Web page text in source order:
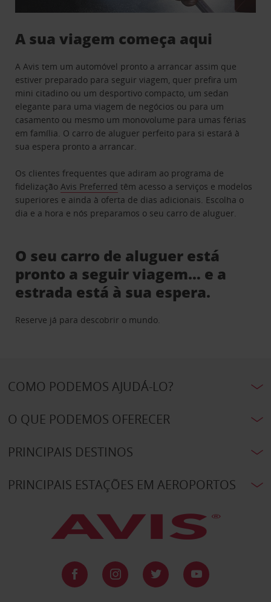
A sua viagem começa aqui
A Avis tem um automóvel pronto a arrancar assim que
estiver preparado para seguir viagem, quer prefira um
mini citadino ou um desportivo compacto, um sedan
elegante para uma viagem de negócios ou para um
casamento ou mesmo um monovolume para umas férias
em família. O carro de aluguer perfeito para si estará à
sua espera pronto a arrancar.
Os clientes frequentes que adiram ao programa de
fidelizaçãoAvis Preferred têm acesso a serviços e modelos
superiores e ainda à oferta de dias adicionais. Escolha o
dia e a hora e nós preparamos o seu carro de aluguer.
O seu carro de aluguer está
pronto a seguir viagem… e a
estrada está à sua espera.
Reserve já para descobrir o mundo.
COMO PODEMOS AJUDÁ-LO?
O QUE PODEMOS OFERECER
PRINCIPAIS DESTINOS
PRINCIPAIS ESTAÇÕES EM AEROPORTOS